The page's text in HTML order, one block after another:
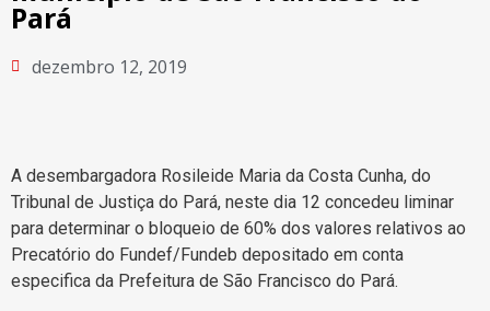
Pará
dezembro 12, 2019
A desembargadora Rosileide Maria da Costa Cunha, do
Tribunal de Justiça do Pará, neste dia 12 concedeu liminar
para determinar o bloqueio de 60% dos valores relativos ao
Precatório do Fundef/Fundeb depositado em conta
especifica da Prefeitura de São Francisco do Pará.